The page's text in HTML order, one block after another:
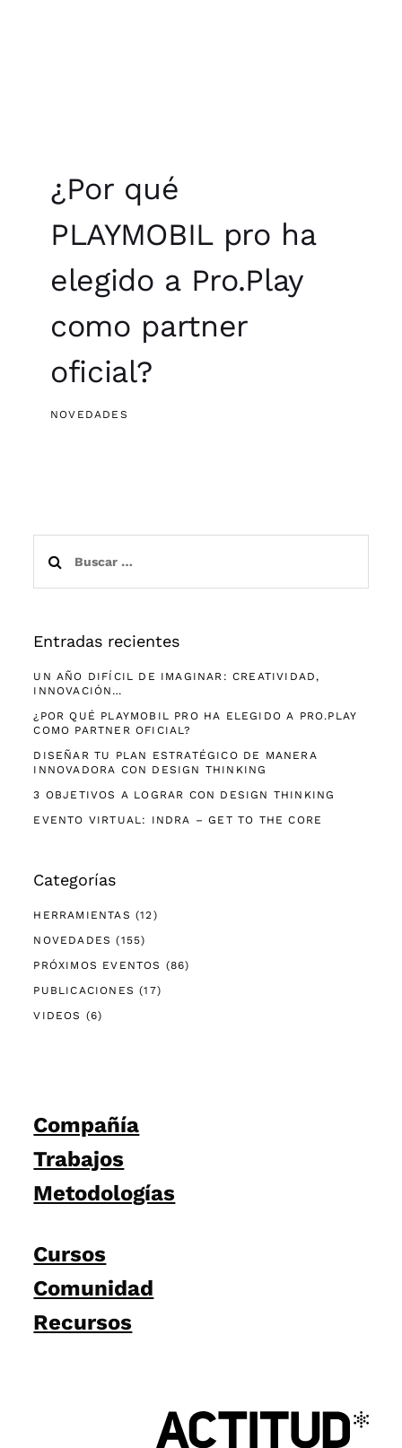
¿Por qué
PLAYMOBIL pro ha
elegido a Pro.Play
como partner
oficial?
NOVEDADES
Entradas recientes
UN AÑO DIFÍCIL DE IMAGINAR: CREATIVIDAD,
INNOVACIÓN…
¿POR QUÉ PLAYMOBIL PRO HA ELEGIDO A PRO.PLAY
COMO PARTNER OFICIAL?
DISEÑAR TU PLAN ESTRATÉGICO DE MANERA
INNOVADORA CON DESIGN THINKING
3 OBJETIVOS A LOGRAR CON DESIGN THINKING
EVENTO VIRTUAL: INDRA – GET TO THE CORE
Categorías
HERRAMIENTAS (12)
NOVEDADES (155)
PRÓXIMOS EVENTOS (86)
PUBLICACIONES (17)
VIDEOS (6)
Compañía
Trabajos
Metodologías
Cursos
Comunidad
Recursos